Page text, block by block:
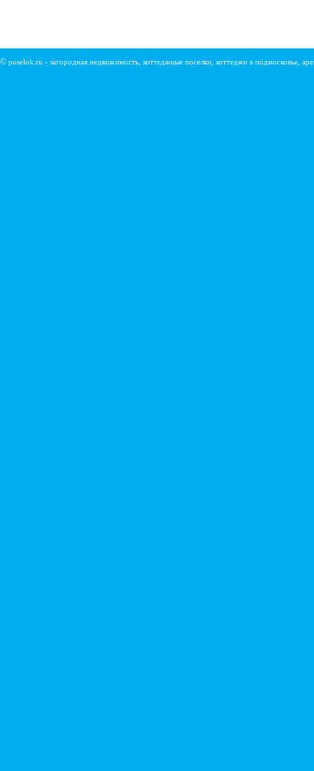
© poselok.ru - загородная недвижимость, коттеджные поселки, коттеджи в подмосковье,